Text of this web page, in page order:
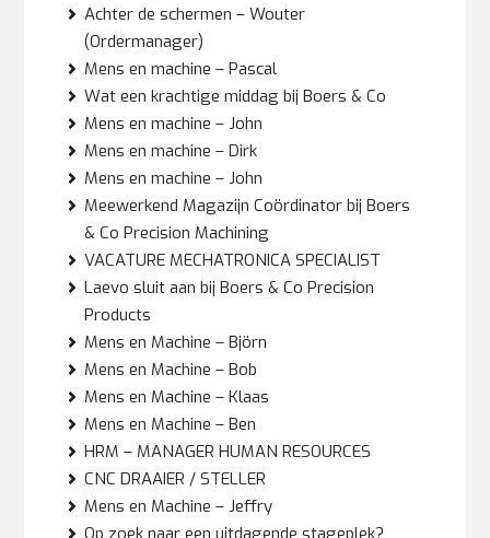
Achter de schermen – Wouter
(Ordermanager)
Mens en machine – Pascal
Wat een krachtige middag bij Boers & Co
Mens en machine – John
Mens en machine – Dirk
Mens en machine – John
Meewerkend Magazijn Coördinator bij Boers
& Co Precision Machining
VACATURE MECHATRONICA SPECIALIST
Laevo sluit aan bij Boers & Co Precision
Products
Mens en Machine – Björn
Mens en Machine – Bob
Mens en Machine – Klaas
Mens en Machine – Ben
HRM – MANAGER HUMAN RESOURCES
CNC DRAAIER / STELLER
Mens en Machine – Jeffry
Op zoek naar een uitdagende stageplek?